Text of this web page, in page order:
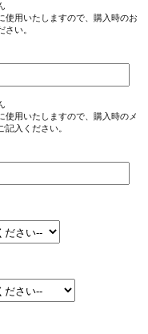
使用いたしますので、購入時のお
さい。
使用いたしますので、購入時のメ
記入ください。